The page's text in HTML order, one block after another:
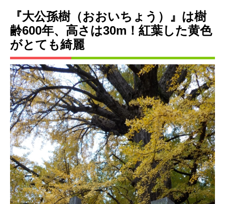
『大公孫樹（おおいちょう）』は樹
齢600年、高さは30m！紅葉した黄色
がとても綺麗